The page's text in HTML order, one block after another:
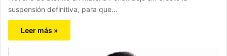
suspensión definitiva, para que…
Leer más »